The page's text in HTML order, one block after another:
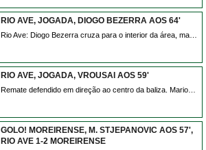
RIO AVE, JOGADA, DIOGO BEZERRA AOS 64'
RIO AVE, JOGADA, VROUSAI AOS 59'
GOLO! MOREIRENSE, M. STJEPANOVIC AOS 57',
RIO AVE 1-2 MOREIRENSE